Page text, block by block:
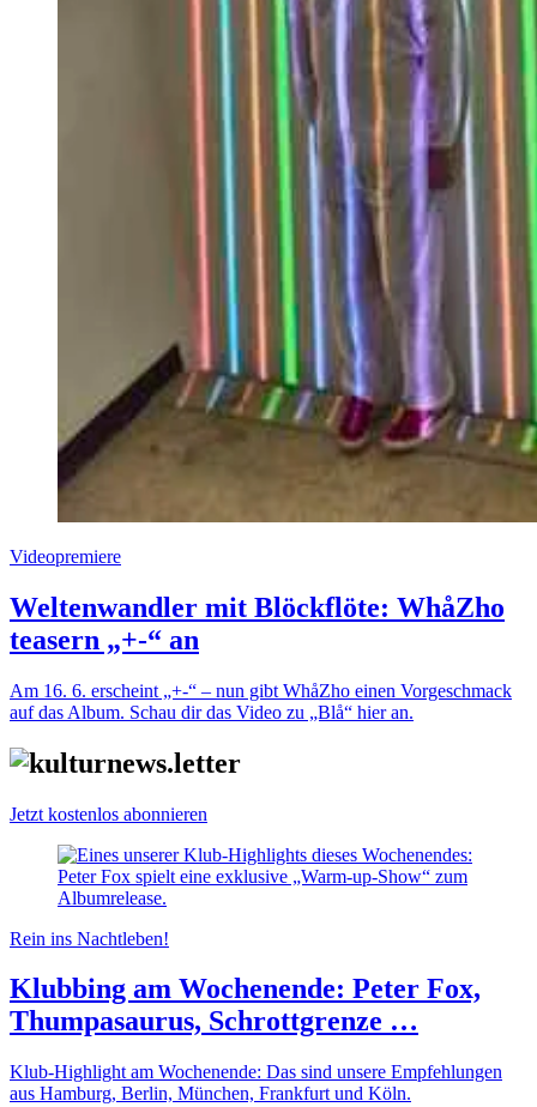
Videopremiere
Weltenwandler mit Blöckflöte: WhåZho
teasern „+-“ an
Am 16. 6. erscheint „+-“ – nun gibt WhåZho einen Vorgeschmack
auf das Album. Schau dir das Video zu „Blå“ hier an.
Jetzt kostenlos abonnieren
Rein ins Nachtleben!
Klubbing am Wochenende: Peter Fox,
Thumpasaurus, Schrottgrenze …
Klub-Highlight am Wochenende: Das sind unsere Empfehlungen
aus Hamburg, Berlin, München, Frankfurt und Köln.